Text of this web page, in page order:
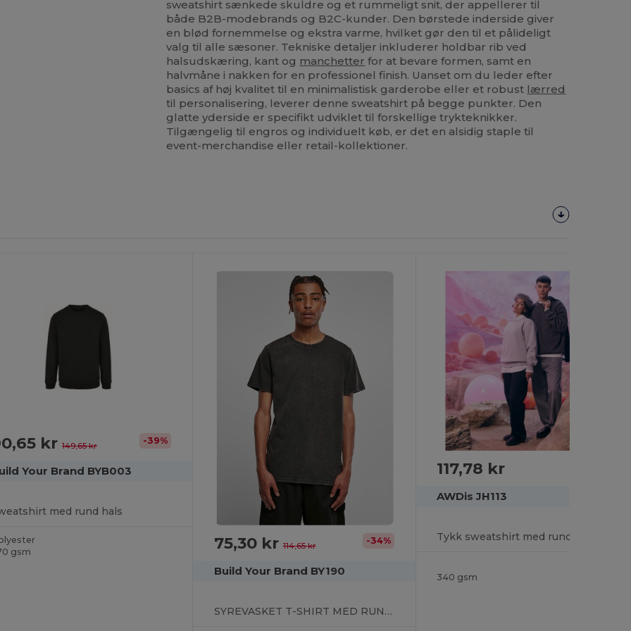
sweatshirt sænkede skuldre og et rummeligt snit, der appellerer til
både B2B-modebrands og B2C-kunder. Den børstede inderside giver
en blød fornemmelse og ekstra varme, hvilket gør den til et pålideligt
valg til alle sæsoner. Tekniske detaljer inkluderer holdbar rib ved
halsudskæring, kant og manchetter for at bevare formen, samt en
halvmåne i nakken for en professionel finish. Uanset om du leder efter
basics af høj kvalitet til en minimalistisk garderobe eller et robust lærred
til personalisering, leverer denne sweatshirt på begge punkter. Den
glatte yderside er specifikt udviklet til forskellige trykteknikker.
Tilgængelig til engros og individuelt køb, er det en alsidig staple til
event-merchandise eller retail-kollektioner.
kr 149,65 kr -39%
Your Brand BYB003
med rund hals
gsm
75,30 kr114,65 kr -34%
Build Your Brand BY190
SYREVASKET T-SHIRT MED RUND HALS
117,78 kr
AWDis JH113
Tykk sweatshirt med rund hals
340 gsm